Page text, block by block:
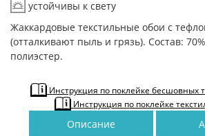
устойчивы к свету
Жаккардовые текстильные обои с
(отталкивают пыль и грязь). Состав:
полиэстер.
Инструкция по поклейке бесшовных
Инструкция по поклейке
Описание